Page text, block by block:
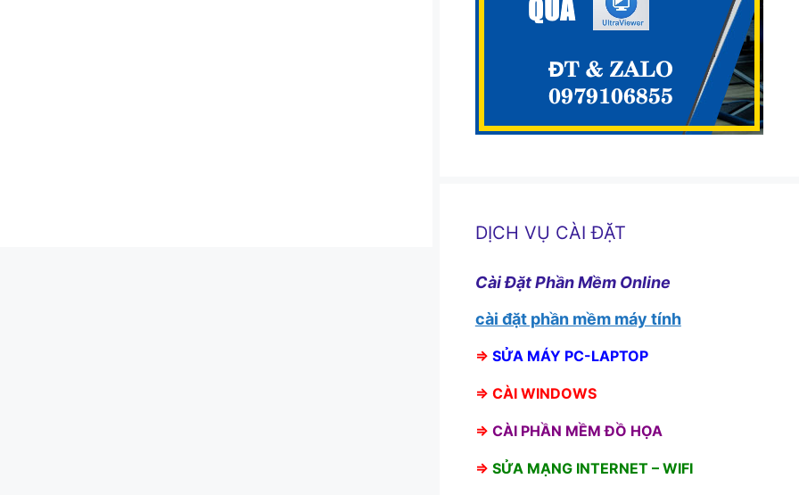
DỊCH VỤ CÀI ĐẶT
Cài Đặt Phần Mềm Online
cài đặt phần mềm máy tính
⇒ SỬA MÁY PC-LAPTOP
⇒ CÀI WINDOWS
⇒ CÀI PHẦN MỀM ĐỒ HỌA
⇒ SỬA MẠNG INTERNET – WIFI